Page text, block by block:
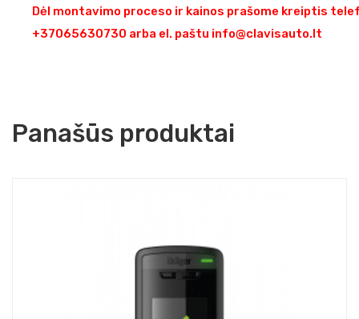
Dėl montavimo proceso ir kainos prašome kreiptis
+37065630730 arba el. paštu info@clavisauto.lt
Panašūs produktai